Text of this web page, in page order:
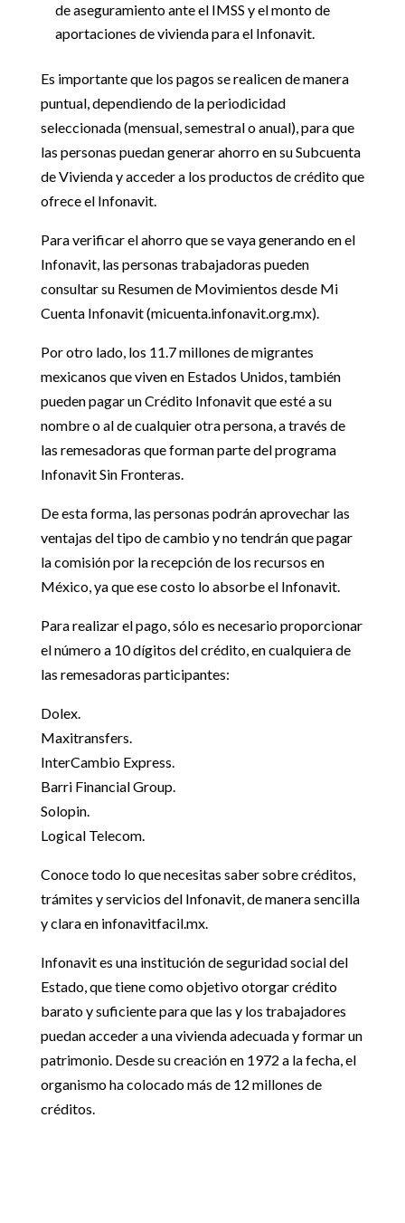
de aseguramiento ante el IMSS y el monto de
aportaciones de vivienda para el Infonavit.
Es importante que los pagos se realicen de manera
puntual, dependiendo de la periodicidad
seleccionada (mensual, semestral o anual), para que
las personas puedan generar ahorro en su Subcuenta
de Vivienda y acceder a los productos de crédito que
ofrece el Infonavit.
Para verificar el ahorro que se vaya generando en el
Infonavit, las personas trabajadoras pueden
consultar su Resumen de Movimientos desde Mi
Cuenta Infonavit (micuenta.infonavit.org.mx).
Por otro lado, los 11.7 millones de migrantes
mexicanos que viven en Estados Unidos, también
pueden pagar un Crédito Infonavit que esté a su
nombre o al de cualquier otra persona, a través de
las remesadoras que forman parte del programa
Infonavit Sin Fronteras.
De esta forma, las personas podrán aprovechar las
ventajas del tipo de cambio y no tendrán que pagar
la comisión por la recepción de los recursos en
México, ya que ese costo lo absorbe el Infonavit.
Para realizar el pago, sólo es necesario proporcionar
el número a 10 dígitos del crédito, en cualquiera de
las remesadoras participantes:
Dolex.
Maxitransfers.
InterCambio Express.
Barri Financial Group.
Solopin.
Logical Telecom.
Conoce todo lo que necesitas saber sobre créditos,
trámites y servicios del Infonavit, de manera sencilla
y clara en infonavitfacil.mx.
Infonavit es una institución de seguridad social del
Estado, que tiene como objetivo otorgar crédito
barato y suficiente para que las y los trabajadores
puedan acceder a una vivienda adecuada y formar un
patrimonio. Desde su creación en 1972 a la fecha, el
organismo ha colocado más de 12 millones de
créditos.